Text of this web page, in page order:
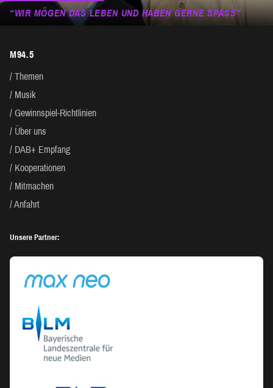
“WIR MÖGEN DAS LEBEN UND HABEN GERNE SPASS”
M94.5
Themen
Musik
Gewinnspiel-Richtlinien
Über uns
DAB+ Empfang
Kooperationen
Mitmachen
Anfahrt
Unsere Partner: